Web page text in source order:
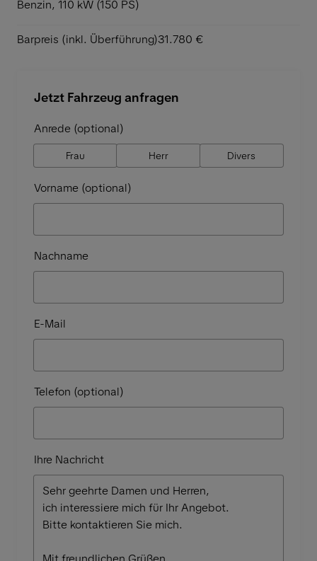
Benzin, 110 kW (150 PS)
Barpreis (inkl. Überführung)31.780 €
Jetzt Fahrzeug anfragen
Anrede (optional)
Frau Herr Divers
Vorname (optional)
Nachname
E-Mail
Telefon (optional)
Ihre Nachricht